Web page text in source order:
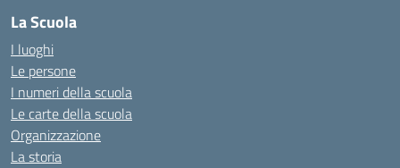
La Scuola
I luoghi
Le persone
I numeri della scuola
Le carte della scuola
Organizzazione
La storia